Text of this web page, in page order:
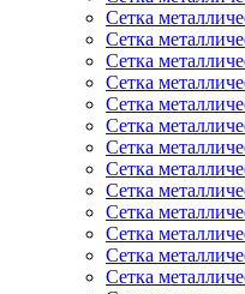
Сетка
Сетка
Сетка
Сетка
Сетка
Сетка
Сетка
Сетка
Сетка
Сетка
Сетка
Сетка
Сетка